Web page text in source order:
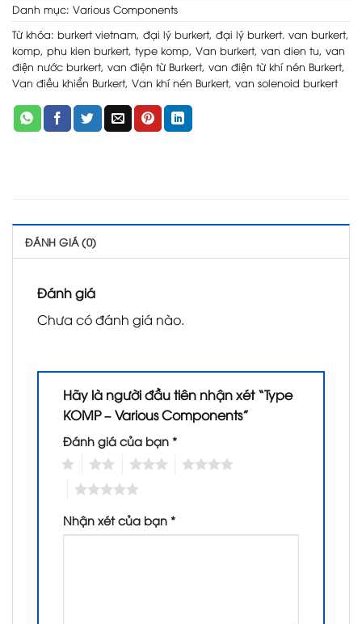
Danh mục: Various Components
Từ khóa: burkert vietnam, đại lý burkert, đại lý burkert. van burkert,
komp, phu kien burkert, type komp, Van burkert, van dien tu, van
điện nước burkert, van điện từ Burkert, van điện từ khí nén Burkert,
Van điều khiển Burkert, Van khí nén Burkert, van solenoid burkert
ĐÁNH GIÁ (0)
Đánh giá
Chưa có đánh giá nào.
Hãy là người đầu tiên nhận xét “Type
KOMP – Various Components”
Đánh giá của bạn *
Nhận xét của bạn *